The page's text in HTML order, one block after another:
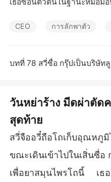
บหว่านซู?”
ค่แม่บ้านที่ถือมีดผ่าตัดยังไม่มั่
าทอแม่ของเธอที่หายตัวไปว่
น
แต่พวกเขาไม่รู้ว่าเธอเคยเป็
กองกำลังรักษาสันติภาพของส
สถาบันการแพทย์ชั้นนำของโ
รั้งเพื่อให้เธอเป็นศาสตราจาร
CEO การลักพาตัว
วันหย่าร้าง มีดผ่าตัด
สุดท้าย
สวี่จืออวี๋ถือโถเก็บอุณหภูมิ
ขณะเดินเข้าไปในเสิ่นซื่อ
เพื่อยาสมุนไพรโถนี้ เธอ